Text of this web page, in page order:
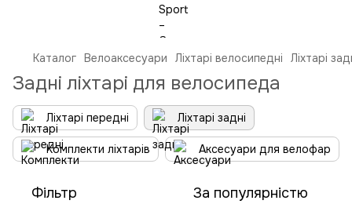
Каталог Велоаксесуари Ліхтарі велосипедні Ліхтарі
Задні ліхтарі для велосипеда
Ліхтарі передні Ліхтарі задні
Комплекти ліхтарів Аксесуари для велофар
Фільтр За популярністю